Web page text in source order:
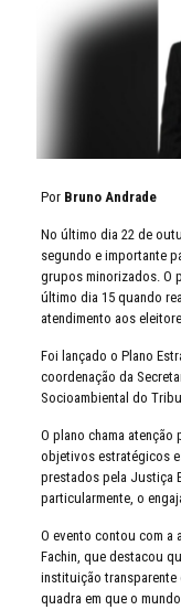
Por Bruno Andrade
No último dia 22 de
segundo e importante
grupos minorizados. O
último dia 15 quando
atendimento aos
Foi lançado o Plano
coordenação da
Socioambiental do
O plano chama
objetivos estratégicos
prestados pela Justiça
particularmente, o
O evento contou com a
Fachin, que destacou
instituição transparente
quadra em que o